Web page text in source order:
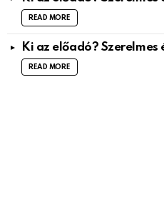
READ MORE
Ki az előadó? Szerelmes
READ MORE